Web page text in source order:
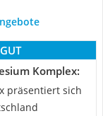
Komplex:
präsentiert sich